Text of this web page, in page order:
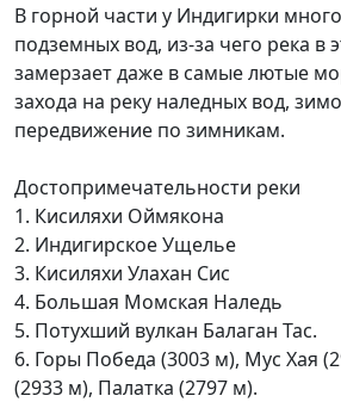
В горной части у Индигирки
подземных вод, из-за чего река в
замерзает даже в самые лютые
захода на реку наледных вод,
передвижение по зимникам.
Достопримечательности реки
1. Кисиляхи Оймякона
2. Индигирское Ущелье
3. Кисиляхи Улахан Сис
4. Большая Момская Наледь
5. Потухший вулкан Балаган Тас.
6. Горы Победа (3003 м), Мус Хая
(2933 м), Палатка (2797 м).